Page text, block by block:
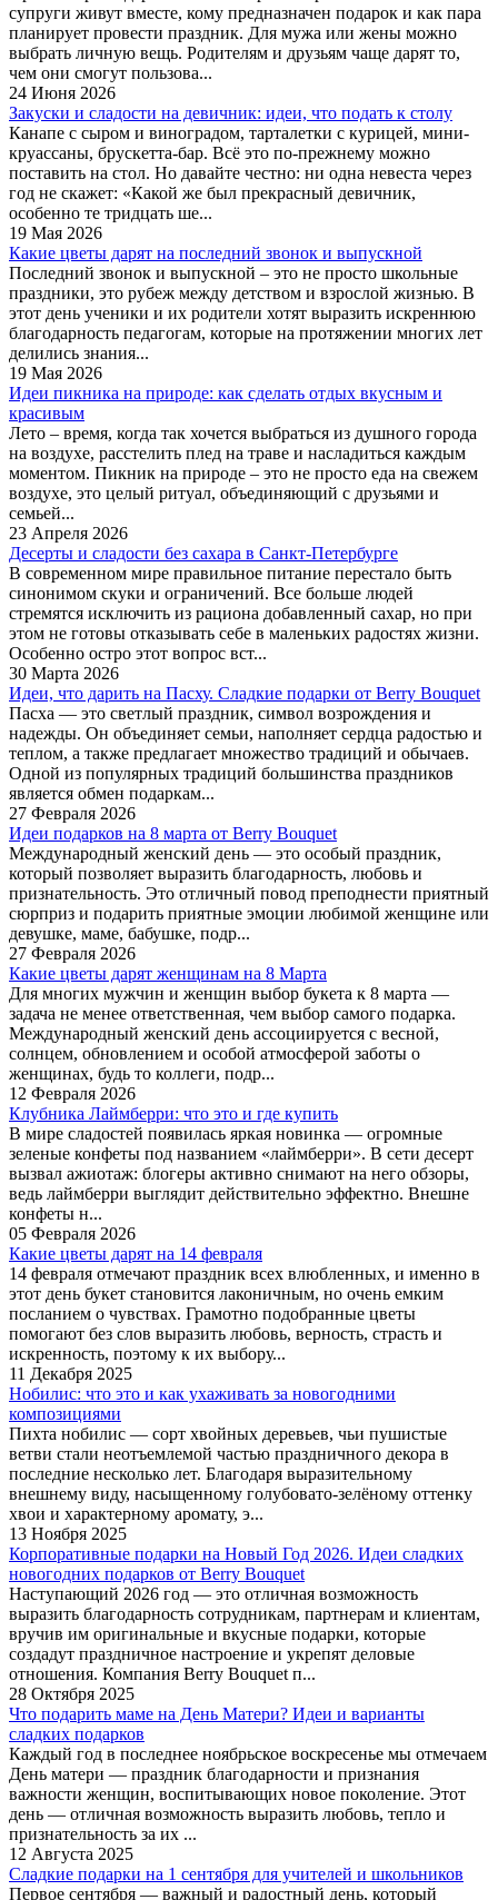
супруги живут вместе, кому предназначен подарок и как пара
планирует провести праздник. Для мужа или жены можно
выбрать личную вещь. Родителям и друзьям чаще дарят то,
чем они смогут пользова...
24 Июня 2026
Закуски и сладости на девичник: идеи, что подать к столу
Канапе с сыром и виноградом, тарталетки с курицей, мини-
круассаны, брускетта-бар. Всё это по-прежнему можно
поставить на стол. Но давайте честно: ни одна невеста через
год не скажет: «Какой же был прекрасный девичник,
особенно те тридцать ше...
19 Мая 2026
Какие цветы дарят на последний звонок и выпускной
Последний звонок и выпускной – это не просто школьные
праздники, это рубеж между детством и взрослой жизнью. В
этот день ученики и их родители хотят выразить искреннюю
благодарность педагогам, которые на протяжении многих лет
делились знания...
19 Мая 2026
Идеи пикника на природе: как сделать отдых вкусным и
красивым
Лето – время, когда так хочется выбраться из душного города
на воздухе, расстелить плед на траве и насладиться каждым
моментом. Пикник на природе – это не просто еда на свежем
воздухе, это целый ритуал, объединяющий с друзьями и
семьей...
23 Апреля 2026
Десерты и сладости без сахара в Санкт-Петербурге
В современном мире правильное питание перестало быть
синонимом скуки и ограничений. Все больше людей
стремятся исключить из рациона добавленный сахар, но при
этом не готовы отказывать себе в маленьких радостях жизни.
Особенно остро этот вопрос вст...
30 Марта 2026
Идеи, что дарить на Пасху. Сладкие подарки от Berry Bouquet
Пасха — это светлый праздник, символ возрождения и
надежды. Он объединяет семьи, наполняет сердца радостью и
теплом, а также предлагает множество традиций и обычаев.
Одной из популярных традиций большинства праздников
является обмен подаркам...
27 Февраля 2026
Идеи подарков на 8 марта от Berry Bouquet
Международный женский день — это особый праздник,
который позволяет выразить благодарность, любовь и
признательность. Это отличный повод преподнести приятный
сюрприз и подарить приятные эмоции любимой женщине или
девушке, маме, бабушке, подр...
27 Февраля 2026
Какие цветы дарят женщинам на 8 Марта
Для многих мужчин и женщин выбор букета к 8 марта —
задача не менее ответственная, чем выбор самого подарка.
Международный женский день ассоциируется с весной,
солнцем, обновлением и особой атмосферой заботы о
женщинах, будь то коллеги, подр...
12 Февраля 2026
Клубника Лаймберри: что это и где купить
В мире сладостей появилась яркая новинка — огромные
зеленые конфеты под названием «лаймберри». В сети десерт
вызвал ажиотаж: блогеры активно снимают на него обзоры,
ведь лаймберри выглядит действительно эффектно. Внешне
конфеты н...
05 Февраля 2026
Какие цветы дарят на 14 февраля
14 февраля отмечают праздник всех влюбленных, и именно в
этот день букет становится лаконичным, но очень емким
посланием о чувствах. Грамотно подобранные цветы
помогают без слов выразить любовь, верность, страсть и
искренность, поэтому к их выбору...
11 Декабря 2025
Нобилис: что это и как ухаживать за новогодними
композициями
Пихта нобилис — сорт хвойных деревьев, чьи пушистые
ветви стали неотъемлемой частью праздничного декора в
последние несколько лет. Благодаря выразительному
внешнему виду, насыщенному голубовато-зелёному оттенку
хвои и характерному аромату, э...
13 Ноября 2025
Корпоративные подарки на Новый Год 2026. Идеи сладких
новогодних подарков от Berry Bouquet
Наступающий 2026 год — это отличная возможность
выразить благодарность сотрудникам, партнерам и клиентам,
вручив им оригинальные и вкусные подарки, которые
создадут праздничное настроение и укрепят деловые
отношения. Компания Berry Bouquet п...
28 Октября 2025
Что подарить маме на День Матери? Идеи и варианты
сладких подарков
Каждый год в последнее ноябрьское воскресенье мы отмечаем
День матери — праздник благодарности и признания
важности женщин, воспитывающих новое поколение. Этот
день — отличная возможность выразить любовь, тепло и
признательность за их ...
12 Августа 2025
Сладкие подарки на 1 сентября для учителей и школьников
Первое сентября — важный и радостный день, который